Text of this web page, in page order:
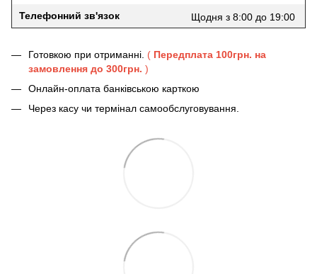
Телефонний зв'язок
Щодня з 8:00 до 19:00
Готовкою при отриманні. ( Передплата 100грн. на
замовлення до 300грн. )
Онлайн-оплата банківською карткою
Через касу чи термінал самообслуговування.